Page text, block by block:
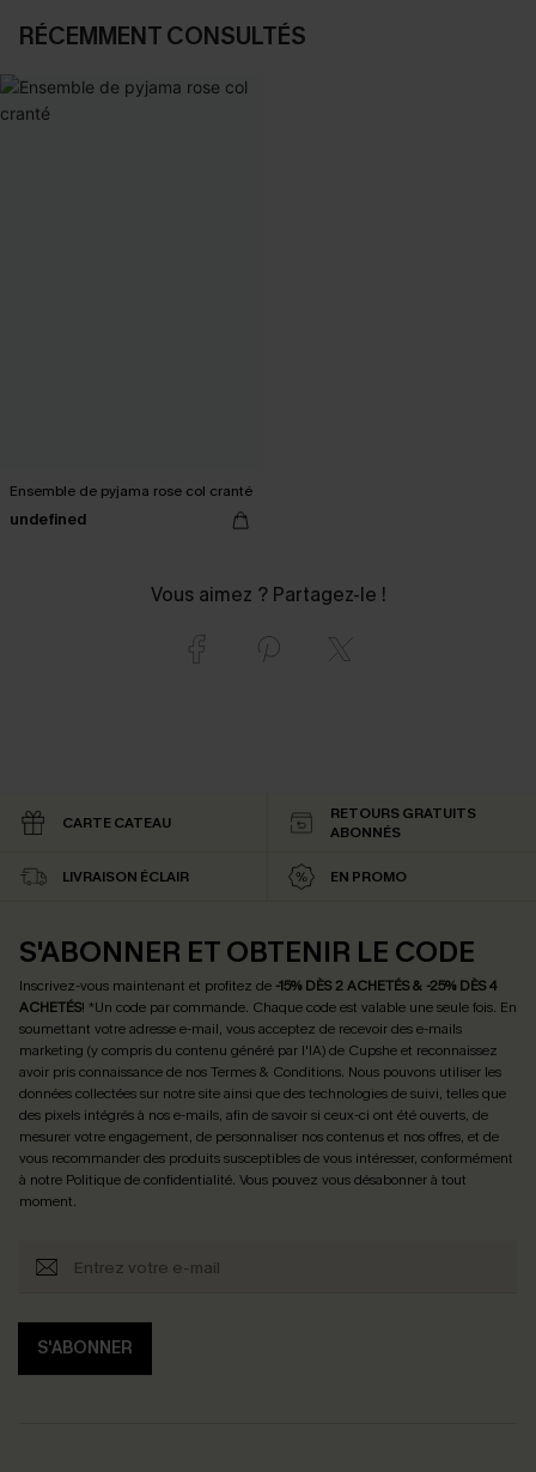
RÉCEMMENT CONSULTÉS
Ensemble de pyjama rose col cranté
undefined
Vous aimez ? Partagez-le !
CARTE CATEAU
RETOURS GRATUITS
ABONNÉS
LIVRAISON ÉCLAIR EN PROMO
S'ABONNER ET OBTENIR LE CODE
Inscrivez-vous maintenant et profitez de -15% DÈS 2 ACHETÉS & -25% DÈS 4
ACHETÉS! *Un code par commande. Chaque code est valable une seule fois. En
soumettant votre adresse e-mail, vous acceptez de recevoir des e-mails
marketing (y compris du contenu généré par l'IA) de Cupshe et reconnaissez
avoir pris connaissance de nosTermes & Conditions. Nous pouvons utiliser les
données collectées sur notre site ainsi que des technologies de suivi, telles que
des pixels intégrés à nos e-mails, afin de savoir si ceux-ci ont été ouverts, de
mesurer votre engagement, de personnaliser nos contenus et nos offres, et de
vous recommander des produits susceptibles de vous intéresser, conformément
à notre Politique de confidentialité. Vous pouvez vous désabonner à tout
moment.
S'ABONNER